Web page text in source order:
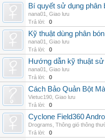
Bí quyết sử dụng phân
nana01
Giao lưu
Trả lời:
0
Kỹ thuật dùng phân
nana01
Giao lưu
Trả lời:
0
Hướng dẫn kỹ thuật
nana01
Giao lưu
Trả lời:
0
Cách Bảo Quản Bột
Vietuc190 Giao lưu
Trả lời:
0
Cyclone Field360
Drograms Thông gió thông
Trả lời:
0